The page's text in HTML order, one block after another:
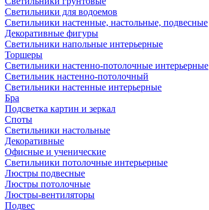
Светильники для водоемов
Светильники настенные, настольные, подвесные
Декоративные фигуры
Светильники напольные интерьерные
Торшеры
Светильники настенно-потолочные интерьерные
Светильник настенно-потолочный
Светильники настенные интерьерные
Бра
Подсветка картин и зеркал
Споты
Светильники настольные
Декоративные
Офисные и ученические
Светильники потолочные интерьерные
Люстры подвесные
Люстры потолочные
Люстры-вентиляторы
Подвес